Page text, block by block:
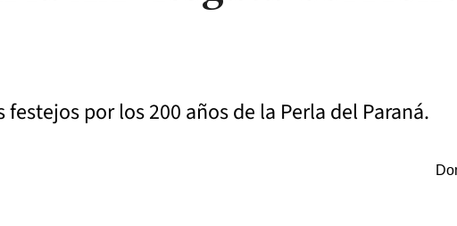
por los 200 años de la Perla del Paraná.